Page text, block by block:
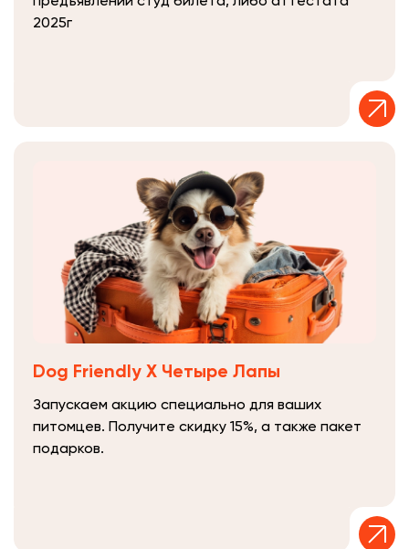
2025г
Dog Friendly Х Четыре Лапы
Запускаем акцию специально для ваших
питомцев. Получите скидку 15%, а также пакет
подарков.